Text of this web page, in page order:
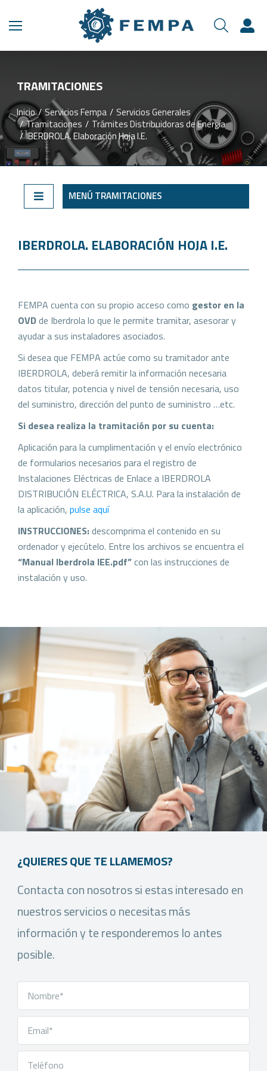
TRAMITACIONES​
Estás aquí:
Inicio Servicios Fempa
Servicios Generales
Tramitaciones
Trámites Distribuidoras de Energía
IBERDROLA. Elaboración Hoja I.E.
MENÚ TRAMITACIONES
IBERDROLA. ELABORACIÓN HOJA I.E.
FEMPA cuenta con su propio acceso como gestor en la
OVDde Iberdrola lo que le permite tramitar, asesorar y
ayudar a sus instaladores asociados.
Si desea que FEMPA actúe como su tramitador ante
IBERDROLA, deberá remitir la información necesaria
datos titular, potencia y nivel de tensión necesaria, uso
del suministro, dirección del punto de suministro …etc.
Si desea realiza la tramitación por su cuenta:
Aplicación para la cumplimentación y el envío electrónico
de formularios necesarios para el registro de
Instalaciones Eléctricas de Enlace a IBERDROLA
DISTRIBUCIÓN ELÉCTRICA, S.A.U. Para la instalación de
la aplicación, pulse aquí
INSTRUCCIONES:descomprima el contenido en su
ordenador y ejecútelo. Entre los archivos se encuentra el
“Manual Iberdrola IEE.pdf”con las instrucciones de
instalación y uso.
¿QUIERES QUE TE LLAMEMOS?
Contacta con nosotros si estas interesado en
nuestros servicios o necesitas más
información y te responderemos lo antes
posible.